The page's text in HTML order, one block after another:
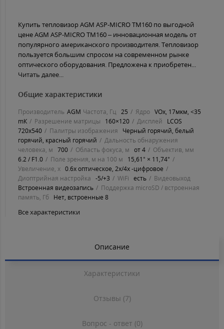
Купить тепловизор AGM ASP-MICRO TM160 по выгодной
цене AGM ASP-MICRO TM160 – инновационная модель от
популярного американского производителя. Тепловизор
пользуется большим спросом на современном рынке
оптического оборудования. Предложена к приобретен...
Читать далее...
Общие характеристики
Производитель AGM Частота, Гц 25 Ядро VOx, 17мĸм, <35
mК
Разрешение матрицы 160×120 Дисплей
LСОЅ
720x540
Палитры изображения
Черный горячий, белый
горячий, красный горячий
Дальность обнаружения
человека, м 700 Область фокуса, м от 4
Объектив, мм
6.2 / F1.0
Поле зрения, м на 100 м
15,61° × 11,74°
Увеличение, х 0.6х оптическое, 2х/4х -цифровое
Диоптрийная настройка -5/+3 WiFi есть
Видеовыход
Встроенная видеозапись
Поддержка microSD / встроенная
память, Гб
Нет, встроенные 8
Все характеристики
Описание
Характеристики
Отзывы (7)
Вопрос - ответ (0)